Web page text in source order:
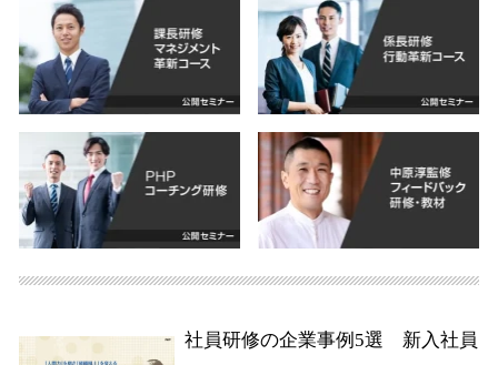
社員研修の企業事例5選 新入社員